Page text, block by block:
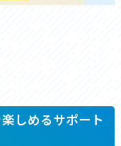
しめるサポート